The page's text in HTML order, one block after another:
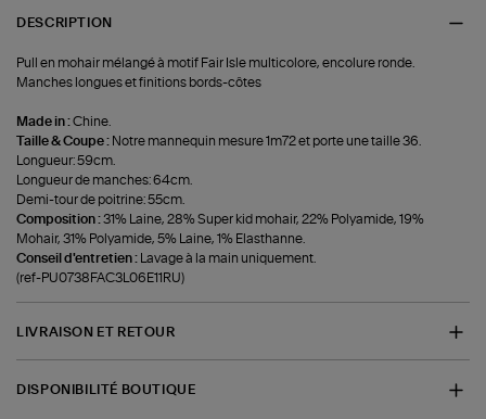
DESCRIPTION
Pull en mohair mélangé à motif Fair Isle multicolore, encolure ronde.
Manches longues et finitions bords-côtes
Made in :Chine.
Taille & Coupe : Notre mannequin mesure 1m72 et porte une taille 36.
Longueur: 59cm.
Longueur de manches: 64cm.
Demi-tour de poitrine: 55cm.
Composition :31% Laine, 28% Super kid mohair, 22% Polyamide, 19%
Mohair, 31% Polyamide, 5% Laine, 1% Elasthanne.
Conseil d'entretien :
Lavage à la main uniquement.
(ref-PU0738FAC3L06E11RU)
LIVRAISON ET RETOUR
DISPONIBILITÉ BOUTIQUE